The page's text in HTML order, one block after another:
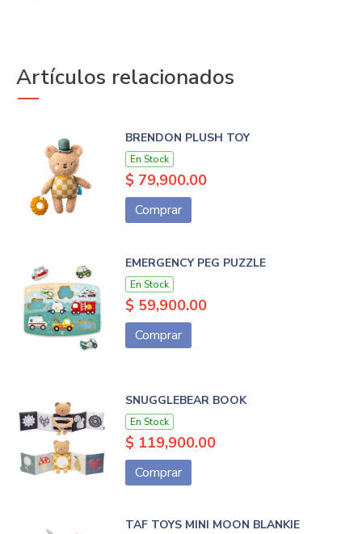
Artículos relacionados
BRENDON PLUSH TOY
En Stock
$ 79,900.00
Comprar
EMERGENCY PEG PUZZLE
En Stock
$ 59,900.00
Comprar
SNUGGLEBEAR BOOK
En Stock
$ 119,900.00
Comprar
TAF TOYS MINI MOON BLANKIE